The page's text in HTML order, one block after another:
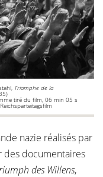
Triomphe de la
tiré du film, 06 min 05 s
nazie réalisés par
des documentaires
des Willens,